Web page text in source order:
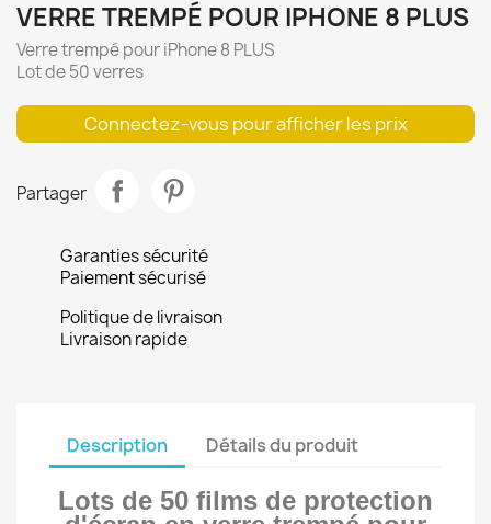
VERRE TREMPÉ POUR IPHONE 8 PLUS
Verre trempé pour iPhone 8 PLUS
Lot de 50 verres
Connectez-vous pour afficher les prix
Partager
Garanties sécurité
Paiement sécurisé
Politique de livraison
Livraison rapide
Description Détails du produit
Lots de 50 films de protection